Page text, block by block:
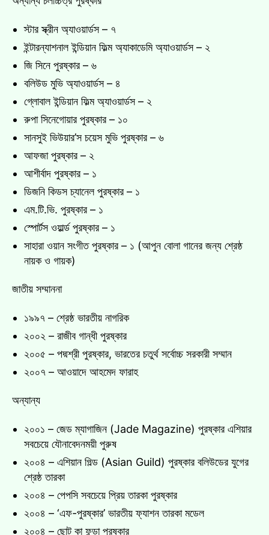
স্টার স্ক্রীন অ্যাওয়ার্ডস – ৭
ইন্টারন্যাশনাল ইন্ডিয়ান ফিল্ম অ্যাকাডেমি অ্যাওয়ার্ডস – ২
জি সিনে পুরষ্কার – ৬
বলিউড মুভি অ্যাওয়ার্ডস – ৪
গ্লোবাল ইন্ডিয়ান ফিল্ম অ্যাওয়ার্ডস – ২
রুপা সিনেগোয়ার পুরষ্কার – ১০
সানসুই ভিউয়ার’স চয়েস মুভি পুরষ্কার – ৬
আফজা পুরষ্কার – ২
আশীর্বাদ পুরষ্কার – ১
ডিজনি কিডস চ্যানেল পুরষ্কার – ১
এম.টি.ভি. পুরষ্কার – ১
স্পোর্টস ওয়ার্ল্ড পুরষ্কার – ১
সাহারা ওয়ান সংগীত পুরষ্কার – ১ (আপুন বোলা গানের জন্য শ্রেষ্ঠ
নায়ক ও গায়ক)
জাতীয় সম্মাননা
১৯৯৭ – শ্রেষ্ঠ ভারতীয় নাগরিক
২০০২ – রাজীব গান্ধী পুরষ্কার
২০০৫ – পদ্মশ্রী পুরষ্কার, ভারতের চতুর্থ সর্বোচ্চ সরকারী সম্মান
২০০৭ – আওয়াদে আহমেদ ফারাহ
অন্যান্য
২০০১ – জেড ম্যাগাজিন (Jade Magazine) পুরষ্কার এশিয়ার
সবচেয়ে যৌনাবেদনময়ী পুরুষ
২০০৪ – এশিয়ান গিল্ড (Asian Guild) পুরষ্কার বলিউডের যুগের
শ্রেষ্ঠ তারকা
২০০৪ – পেপসি সবচেয়ে প্রিয় তারকা পুরষ্কার
২০০৪ – ‘এফ-পুরষ্কার’ ভারতীয় ফ্যাশন তারকা মডেল
২০০৪ – ছোট কা ফুন্ডা পুরষ্কার